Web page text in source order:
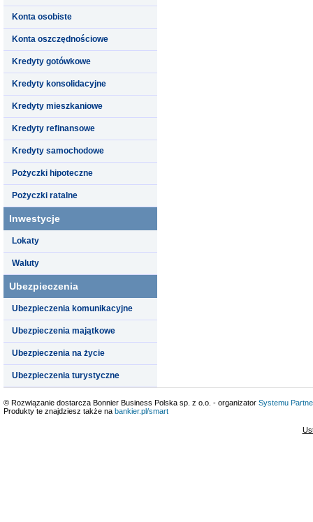
Konta osobiste
Konta oszczędnościowe
Kredyty gotówkowe
Kredyty konsolidacyjne
Kredyty mieszkaniowe
Kredyty refinansowe
Kredyty samochodowe
Pożyczki hipoteczne
Pożyczki ratalne
Inwestycje
Lokaty
Waluty
Ubezpieczenia
Ubezpieczenia komunikacyjne
Ubezpieczenia majątkowe
Ubezpieczenia na życie
Ubezpieczenia turystyczne
© Rozwiązanie dostarcza Bonnier Business Polska sp. z o.o. - organizator Systemu
Produkty te znajdziesz także na bankier.pl/smart